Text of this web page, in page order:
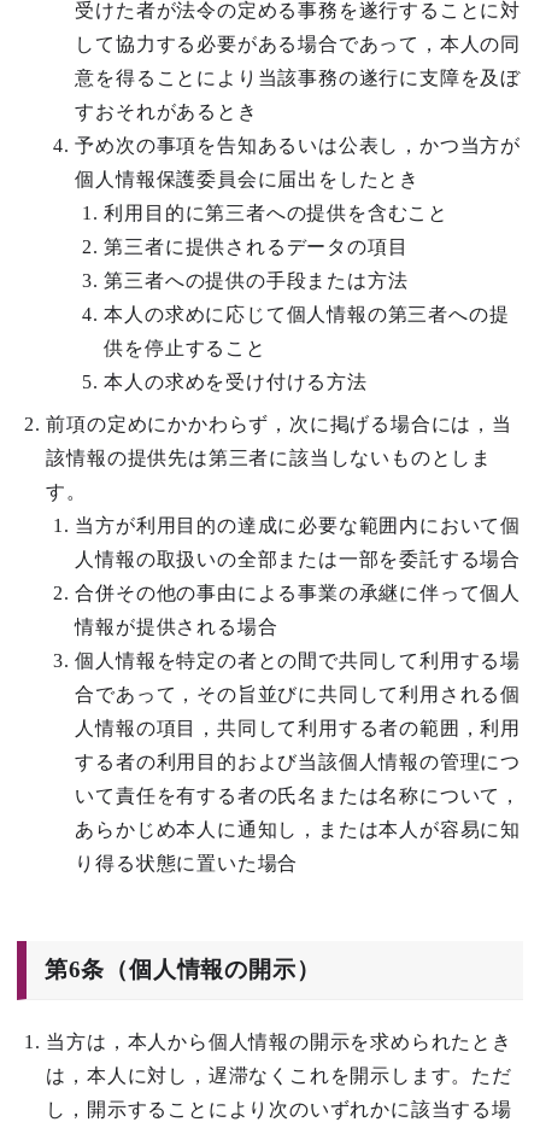
受けた者が法令の定める事務を遂行することに対
して協力する必要がある場合であって，本人の同
意を得ることにより当該事務の遂行に支障を及ぼ
すおそれがあるとき
予め次の事項を告知あるいは公表し，かつ当方が
個人情報保護委員会に届出をしたとき
利用目的に第三者への提供を含むこと
第三者に提供されるデータの項目
第三者への提供の手段または方法
本人の求めに応じて個人情報の第三者への提
供を停止すること
本人の求めを受け付ける方法
前項の定めにかかわらず，次に掲げる場合には，当
該情報の提供先は第三者に該当しないものとしま
す。
当方が利用目的の達成に必要な範囲内において個
人情報の取扱いの全部または一部を委託する場合
合併その他の事由による事業の承継に伴って個人
情報が提供される場合
個人情報を特定の者との間で共同して利用する場
合であって，その旨並びに共同して利用される個
人情報の項目，共同して利用する者の範囲，利用
する者の利用目的および当該個人情報の管理につ
いて責任を有する者の氏名または名称について，
あらかじめ本人に通知し，または本人が容易に知
り得る状態に置いた場合
第6条（個人情報の開示）
当方は，本人から個人情報の開示を求められたとき
は，本人に対し，遅滞なくこれを開示します。ただ
し，開示することにより次のいずれかに該当する場